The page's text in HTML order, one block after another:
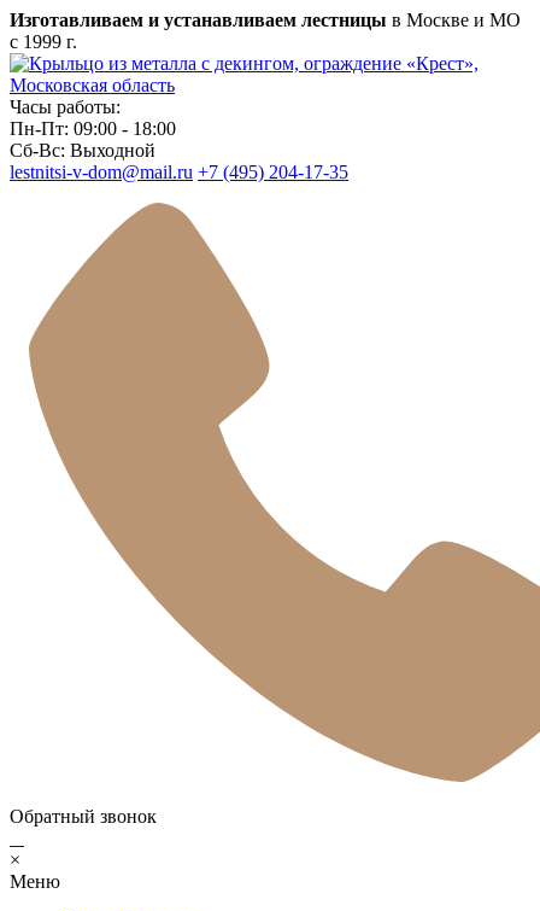
Изготавливаем и устанавливаем лестницы в Москве и МО
с 1999 г.
Часы работы:
Пн-Пт: 09:00 - 18:00
Сб-Вс: Выходной
lestnitsi-v-dom@mail.ru +7 (495) 204-17-35
Обратный звонок
×
Меню